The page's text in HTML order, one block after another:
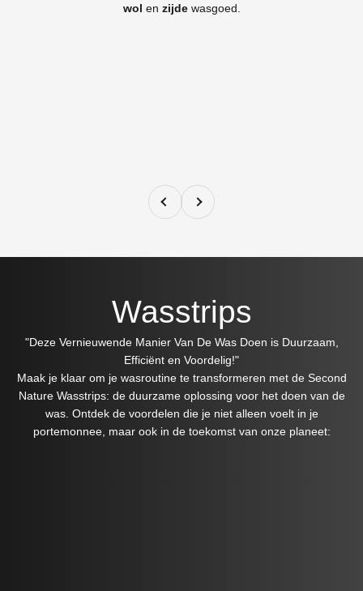
wol en zijdewasgoed.
Vorige Volgende
Wasstrips
"Deze Vernieuwende Manier Van De Was Doen is Duurzaam,
Efficiënt en Voordelig!"
Maak je klaar om je wasroutine te transformeren met de Second
Nature Wasstrips: de duurzame oplossing voor het doen van de
was. Ontdek de voordelen die je niet alleen voelt in je
portemonnee, maar ook in de toekomst van onze planeet: